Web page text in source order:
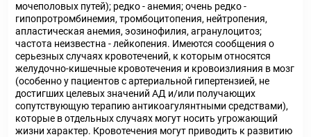
мочеполовых путей); редко - анемия; очень редко -
гипопротромбинемия, тромбоцитопения, нейтропения,
апластическая анемия, эозинофилия, агранулоцитоз;
частота неизвестна - лейкопения. Имеются сообщения о
серьезных случаях кровотечений, к которым относятся
желудочно-кишечные кровотечения и кровоизлияния в мозг
(особенно у пациентов с артериальной гипертензией, не
достигших целевых значений АД и/или получающих
сопутствующую терапию антикоагулянтными средствами),
которые в отдельных случаях могут носить угрожающий
жизни характер. Кровотечения могут приводить к развитию